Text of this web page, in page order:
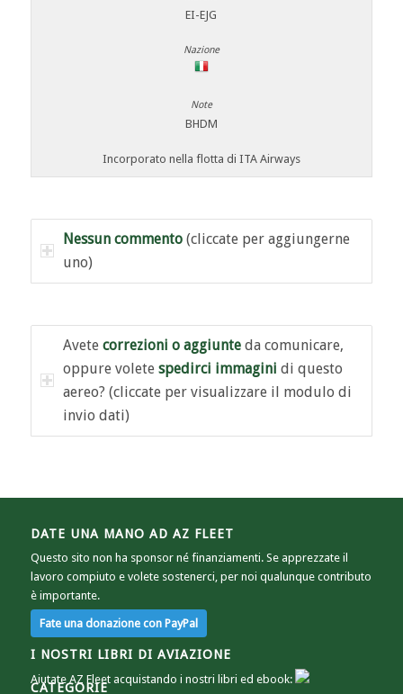
EI-EJG
BHDM
Incorporato nella flotta di ITA Airways
Nessun commento(cliccate per aggiungerne
uno)
Avete correzioni o aggiunteda comunicare,
oppure volete spedirci immagini di questo
aereo? (cliccate per visualizzare il modulo di
invio dati)
DATE UNA MANO AD AZ FLEET
Questo sito non ha sponsor né finanziamenti. Se apprezzate il
lavoro compiuto e volete sostenerci, per noi qualunque contributo
è importante.
I NOSTRI LIBRI DI AVIAZIONE
Aiutate AZ Fleet acquistando i nostri libri ed ebook:
CATEGORIE